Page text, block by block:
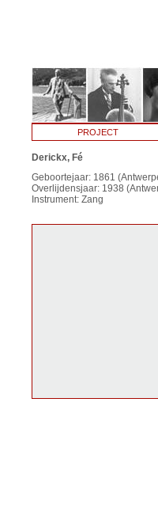
PROJECT
Derickx, Fé
Geboortejaar: 1861
Overlijdensjaar: 1938
Instrument: Zang